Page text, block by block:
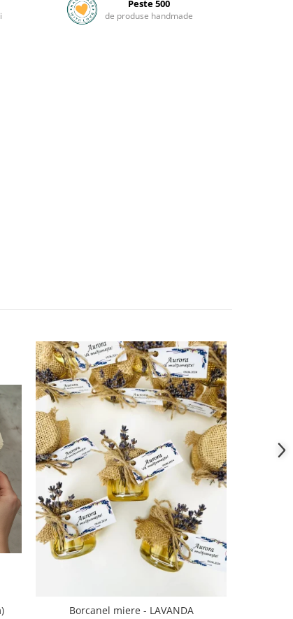
Peste 500
de produse handmade
Borcanel miere - LAVANDA